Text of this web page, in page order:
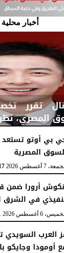
أخبار محلية
تقرر
المصري،
مـ
المصرية
7 أغسطس 2026
في الشرق
6 أغسطس 2026
العرب السويدي
أومودا وجايكو